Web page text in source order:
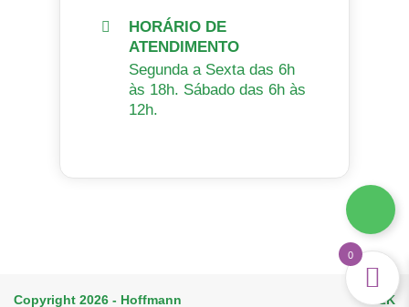
HORÁRIO DE
ATENDIMENTO
Segunda a Sexta das 6h
às 18h. Sábado das 6h às
12h.
Copyright 2026 - Hoffmann H2K
0